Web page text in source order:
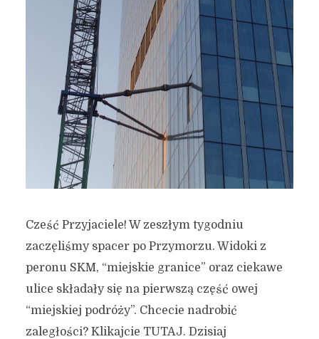
Cześć Przyjaciele! W zeszłym tygodniu
zaczęliśmy spacer po Przymorzu. Widoki z
peronu SKM, “miejskie granice” oraz ciekawe
ulice składały się na pierwszą część owej
“miejskiej podróży”. Chcecie nadrobić
zaległości? Klikajcie TUTAJ. Dzisiaj